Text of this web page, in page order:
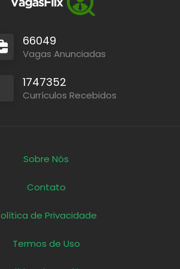
66049
Vagas Anunciadas
1747352
Currículos Recebidos
Sobre Nós
Contato
de Privacidade
Termos de Uso